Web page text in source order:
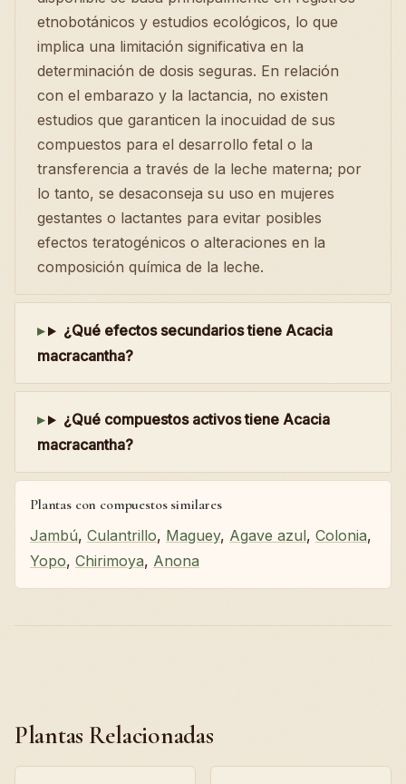
etnobotánicos y estudios ecológicos, lo que
implica una limitación significativa en la
determinación de dosis seguras. En relación
con el embarazo y la lactancia, no existen
estudios que garanticen la inocuidad de sus
compuestos para el desarrollo fetal o la
transferencia a través de la leche materna; por
lo tanto, se desaconseja su uso en mujeres
gestantes o lactantes para evitar posibles
efectos teratogénicos o alteraciones en la
composición química de la leche.
¿Qué efectos secundarios tiene Acacia
macracantha?
¿Qué compuestos activos tiene Acacia
macracantha?
Plantas con compuestos similares
Jambú, Culantrillo, Maguey, Agave azul, Colonia,
Yopo, Chirimoya, Anona
Plantas Relacionadas